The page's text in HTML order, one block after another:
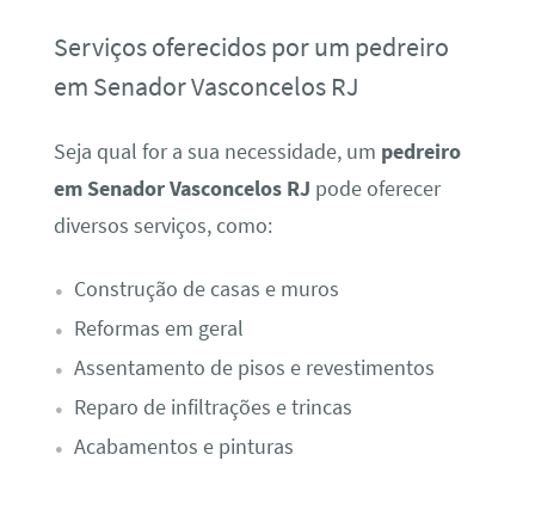
Serviços oferecidos por um pedreiro
em Senador Vasconcelos RJ
Seja qual for a sua necessidade, um pedreiro
em Senador Vasconcelos RJ pode oferecer
diversos serviços, como:
Construção de casas e muros
Reformas em geral
Assentamento de pisos e revestimentos
Reparo de infiltrações e trincas
Acabamentos e pinturas